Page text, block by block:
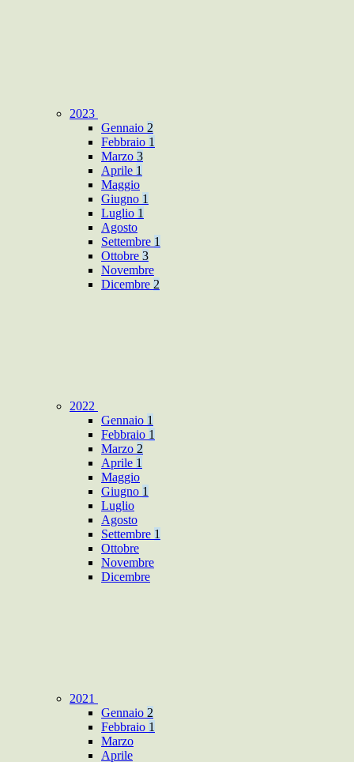
2023
Gennaio 2
Febbraio 1
Marzo 3
Aprile 1
Maggio
Giugno 1
Luglio 1
Agosto
Settembre 1
Ottobre 3
Novembre
Dicembre 2
2022
Gennaio 1
Febbraio 1
Marzo 2
Aprile 1
Maggio
Giugno 1
Luglio
Agosto
Settembre 1
Ottobre
Novembre
Dicembre
2021
Gennaio 2
Febbraio 1
Marzo
Aprile